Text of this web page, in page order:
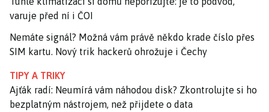
varuje před ní i ČOI
Nemáte signál? Možná vám právě někdo krade číslo přes
SIM kartu. Nový trik hackerů ohrožuje i Čechy
TIPY A TRIKY
Ajťák radí: Neumírá vám náhodou disk? Zkontrolujte si ho
bezplatným nástrojem, než přijdete o data